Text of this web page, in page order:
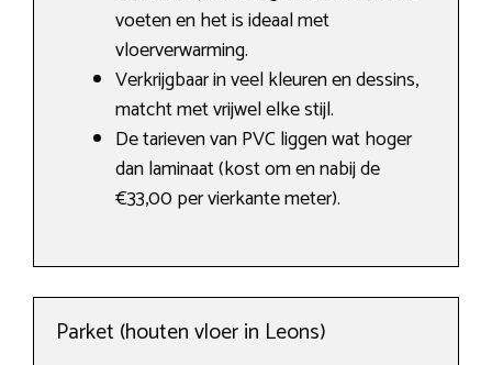
voeten en het is ideaal met
vloerverwarming.
Verkrijgbaar in veel kleuren en dessins,
matcht met vrijwel elke stijl.
De tarieven van PVC liggen wat hoger
dan laminaat (kost om en nabij de
€33,00 per vierkante meter).
Parket (houten vloer in Leons)